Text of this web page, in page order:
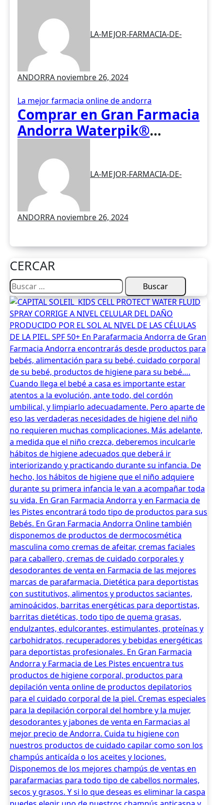
LA-MEJOR-FARMACIA-DE-
ANDORRA noviembre 26, 2024
La mejor farmacia online de andorra
Comprar en Gran Farmacia
Andorra Waterpik®
160
LA-MEJOR-FARMACIA-DE-
ANDORRA noviembre 26, 2024
CERCAR
Buscar: